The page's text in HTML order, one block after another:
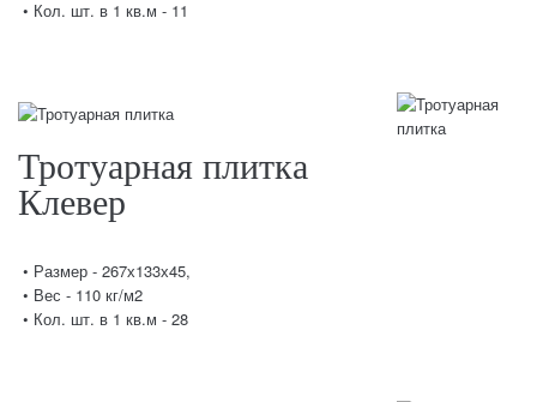
• Кол. шт. в 1 кв.м - 11
Тротуарная плитка
Клевер
• Размер - 267х133х45,
• Вес - 110 кг/м2
• Кол. шт. в 1 кв.м - 28